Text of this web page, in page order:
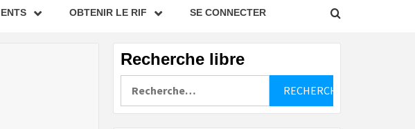
OBTENIR LE RIF SE CONNECTER
Recherche libre